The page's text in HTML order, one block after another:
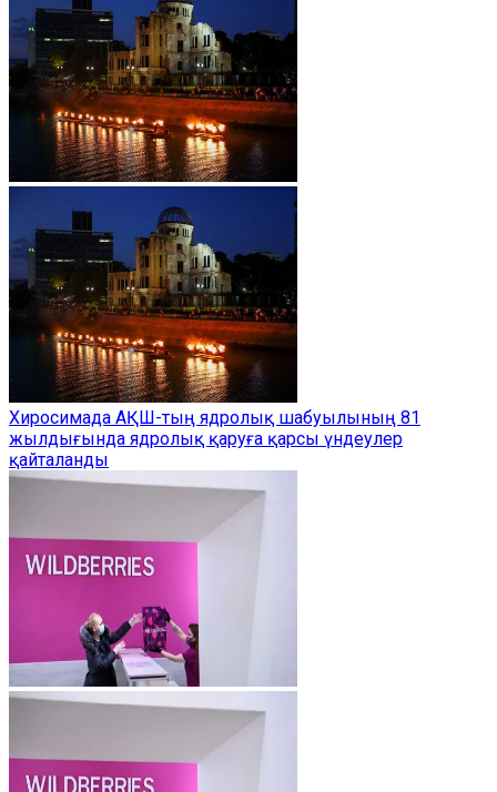
Хиросимада АҚШ-тың ядролық шабуылының 81
жылдығында ядролық қаруға қарсы үндеулер
қайталанды